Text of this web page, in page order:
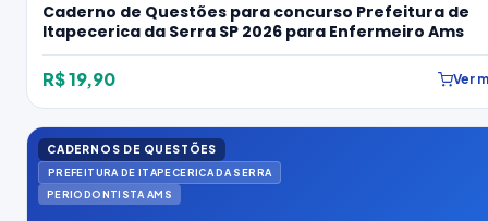
Caderno de Questões para concurso Prefeitura de
Itapecerica da Serra SP 2026 para Enfermeiro Ams
R$ 19,90 Ver
CADERNOS DE QUESTÕES
PREFEITURA DE ITAPECERICA DA SERRA
PERIODONTISTA AMS